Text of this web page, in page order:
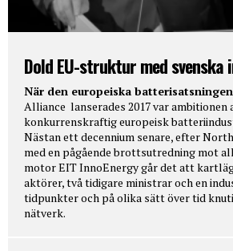
Dold EU-struktur med svenska
När den europeiska batterisatsningen
Alliance lanserades 2017 var ambitionen
konkurrenskraftig europeisk
Nästan ett decennium senare, efter
med en pågående brottsutredning mot
motor EIT InnoEnergy går det att
aktörer, två tidigare ministrar och en
tidpunkter och på olika sätt över tid
nätverk.